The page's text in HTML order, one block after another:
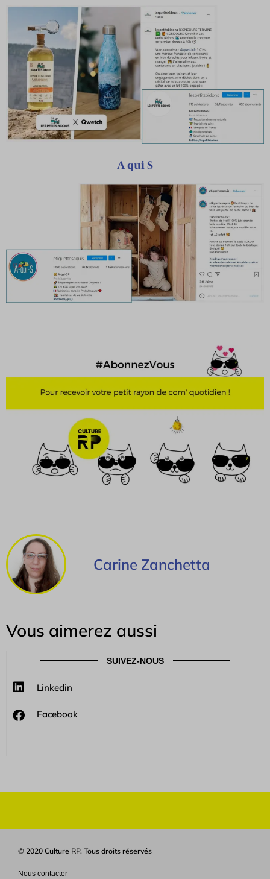
A qui S
Carine Zanchetta
Vous aimerez aussi
SUIVEZ-NOUS
Linkedin
Facebook
© 2020 Culture RP. Tous droits réservés
Nous contacter